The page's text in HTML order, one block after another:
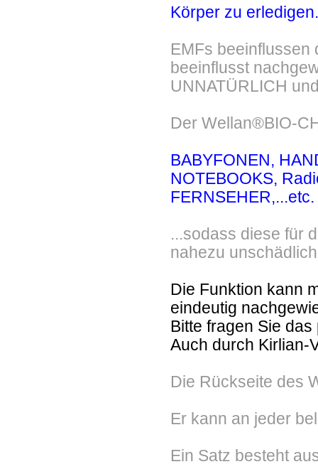
Körper zu
EMFs beeinflussen
beeinflusst
UNNATÜRLICH
Der Wellan®BIO-
BABYFONEN,
NOTEBOOKS,
FERNSEHER,...etc.
...sodass diese für
nahezu
Die Funktion kann
eindeutig
Bitte fragen Sie
Auch durch Kirlian-
Die Rückseite des
Er kann an jeder
Ein Satz besteht